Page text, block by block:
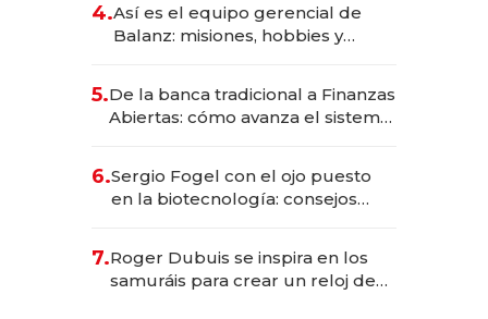
4.Así es el equipo gerencial de
Balanz: misiones, hobbies y
5.De la banca tradicional a Finanzas
Abiertas: cómo avanza el sistema
6.Sergio Fogel con el ojo puesto
en la biotecnología: consejos
rol de la IA
7.Roger Dubuis se inspira en los
samuráis para crear un reloj de